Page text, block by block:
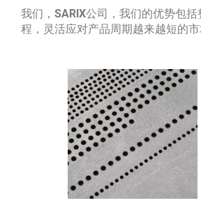
我们， SARIX公司，我们的优势包
程，灵活应对产品周期越来越短的市